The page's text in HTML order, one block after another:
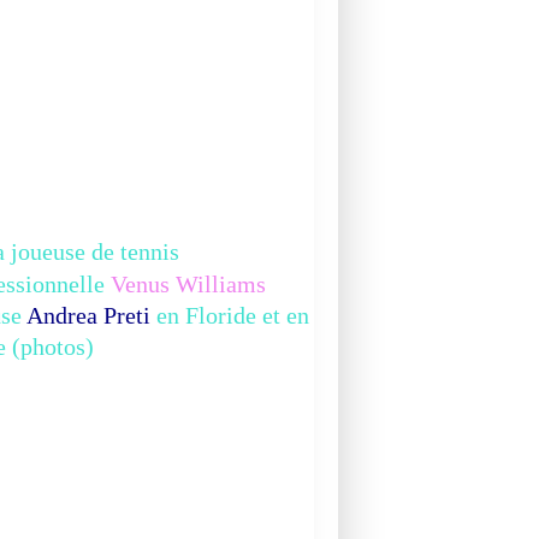
joueuse de tennis
Venus Williams
Andrea Preti en Floride et en
(photos)